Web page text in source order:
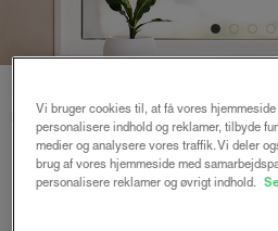
m/stålkæde
Express
recycled m/
Vi bruger cookies til, at få vores
personalisere indhold og reklamer, tilbyde
medier og analysere vores traffik. Vi deler
brug af vores hjemmeside med
personalisere reklamer og øvrigt indhold.